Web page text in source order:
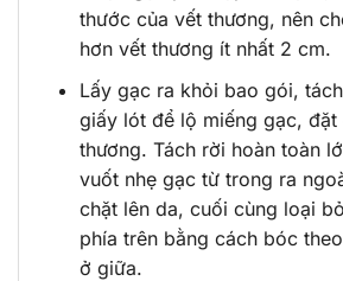
thước của vết thương, nên
hơn vết thương ít nhất 2 cm.
Lấy gạc ra khỏi bao gói,
giấy lót để lộ miếng gạc, đặt
thương. Tách rời hoàn toàn
vuốt nhẹ gạc từ trong ra
chặt lên da, cuối cùng loại
phía trên bằng cách bóc
ở giữa.